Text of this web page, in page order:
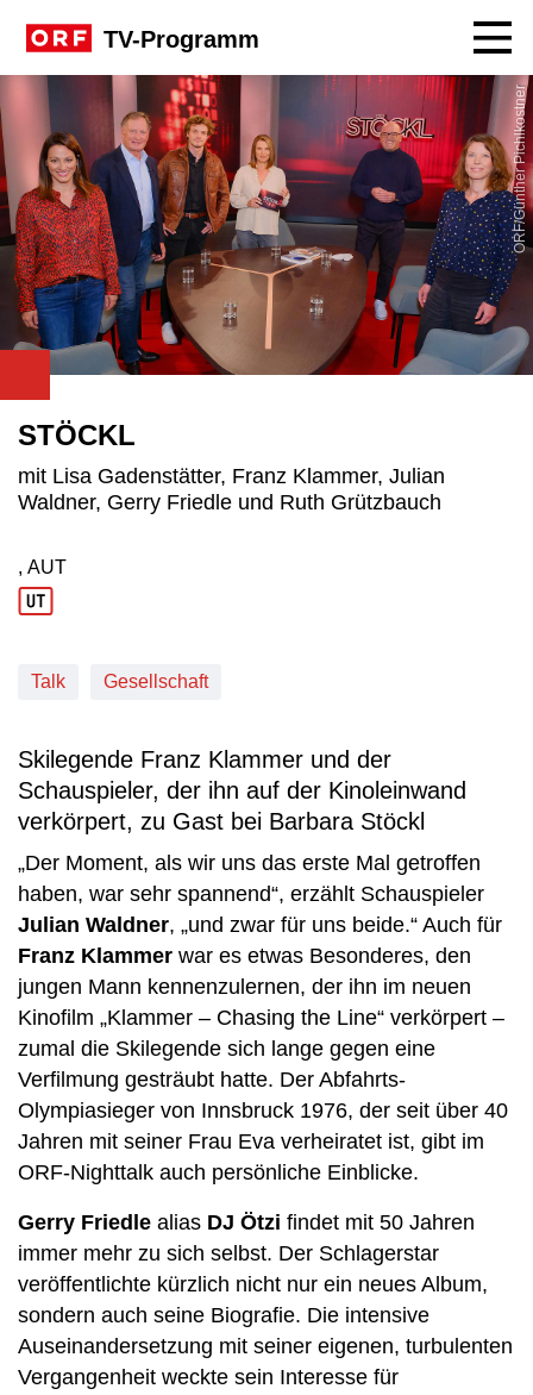
TV-Programm
ORF/Günther Pichlkostner
STÖCKL
mit Lisa Gadenstätter, Franz Klammer, Julian
Waldner, Gerry Friedle und Ruth Grützbauch
Produktionsland: AUT
, AUT
Talk Gesellschaft
Skilegende Franz Klammer und der
Schauspieler, der ihn auf der Kinoleinwand
verkörpert, zu Gast bei Barbara Stöckl
„Der Moment, als wir uns das erste Mal getroffen
haben, war sehr spannend“, erzählt Schauspieler
Julian Waldner, „und zwar für uns beide.“ Auch für
Franz Klammer war es etwas Besonderes, den
jungen Mann kennenzulernen, der ihn im neuen
Kinofilm „Klammer – Chasing the Line“ verkörpert –
zumal die Skilegende sich lange gegen eine
Verfilmung gesträubt hatte. Der Abfahrts-
Olympiasieger von Innsbruck 1976, der seit über 40
Jahren mit seiner Frau Eva verheiratet ist, gibt im
ORF-Nighttalk auch persönliche Einblicke.
Gerry Friedle alias DJ Ötzi findet mit 50 Jahren
immer mehr zu sich selbst. Der Schlagerstar
veröffentlichte kürzlich nicht nur ein neues Album,
sondern auch seine Biografie. Die intensive
Auseinandersetzung mit seiner eigenen, turbulenten
Vergangenheit weckte sein Interesse für